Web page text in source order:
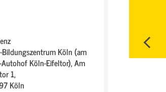
Bildungszentrum Köln (am
Autohof Köln-Eifeltor),Am
1,
Köln